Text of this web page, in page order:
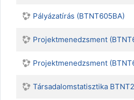
Pályázatírás (BTNT605BA)
Projektmenedzsment
Projektmenedzsment
Társadalomstatisztika